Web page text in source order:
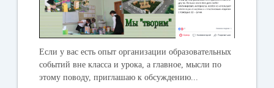
Если у вас есть опыт организации образовательных
событий вне класса и урока, а главное, мысли по
этому поводу, приглашаю к обсуждению...